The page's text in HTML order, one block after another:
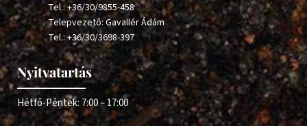
Tel.:+36/30/9855-458
Telepvezető: Gavallér Ádám
Tel.:+36/30/3698-397
Nyitvatartás
Hétfő-Péntek: 7:00 – 17:00